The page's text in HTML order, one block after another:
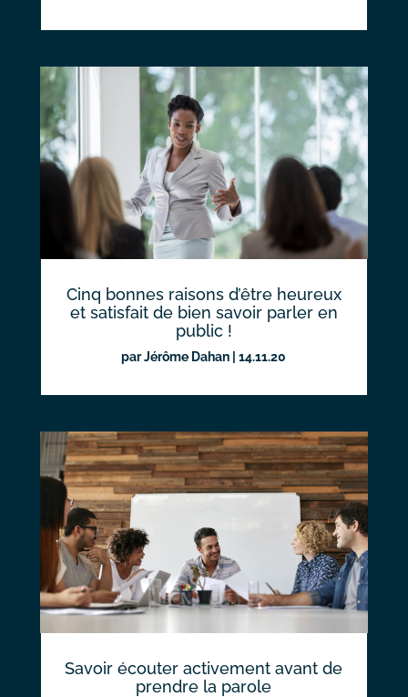
Cinq bonnes raisons d’être heureux
et satisfait de bien savoir parler en
public !
parJérôme Dahan |14.11.20
Savoir écouter activement avant de
prendre la parole